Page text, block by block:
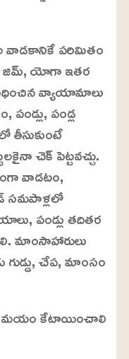
వాడకానికే పరిమితం
జిమ్‌, యోగా ఇతర
వ్యాయామాలు
పండ్ల
తీసుకుంటే
చెక్‌ పెట్టవచ్చు.
వాడటం,
సమపాళ్లలో
పండ్లు తదితర
మాంసాహారులు
గుడ్డు, చేప, మాంసం
సమయం కేటాయించాలి